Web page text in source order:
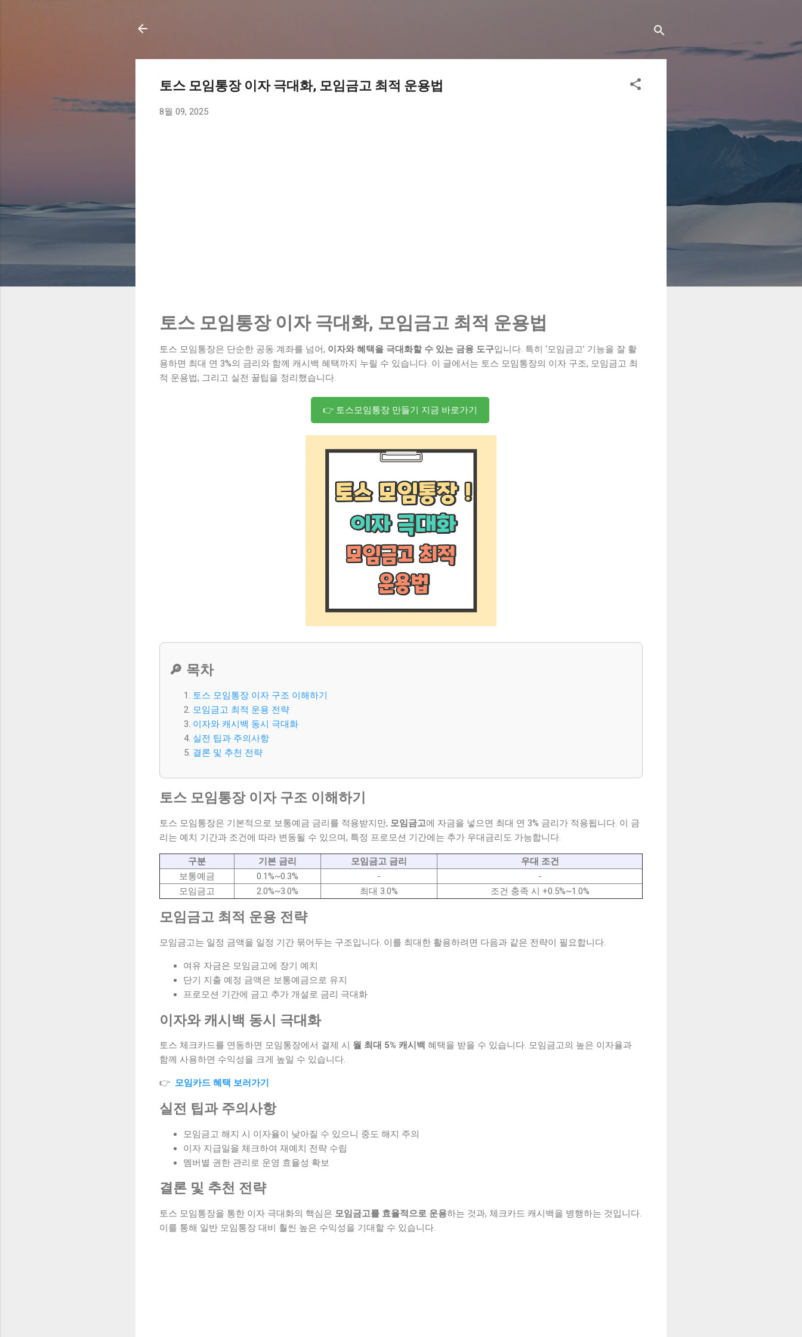
토스 모임통장 이자 극대화, 모임금고 최적 운용법
8월 09, 2025
토스 모임통장 이자 극대화, 모임금고 최적 운용법
토스 모임통장은 단순한 공동 계좌를 넘어, 이자와 혜택을 극대화할 수 있는 금융 도구입니다. 특히 ‘모임금고’ 기능을 잘 활
용하면 최대 연 3%의 금리와 함께 캐시백 혜택까지 누릴 수 있습니다. 이 글에서는 토스 모임통장의 이자 구조, 모임금고 최
적 운용법, 그리고 실전 꿀팁을 정리했습니다.
👉 토스모임통장 만들기 지금 바로가기
🔎 목차
토스 모임통장 이자 구조 이해하기
모임금고 최적 운용 전략
이자와 캐시백 동시 극대화
실전 팁과 주의사항
결론 및 추천 전략
토스 모임통장 이자 구조 이해하기
토스 모임통장은 기본적으로 보통예금 금리를 적용받지만, 모임금고에 자금을 넣으면 최대 연 3% 금리가 적용됩니다. 이 금
리는 예치 기간과 조건에 따라 변동될 수 있으며, 특정 프로모션 기간에는 추가 우대금리도 가능합니다.
구분 기본 금리 모임금고 금리
우대 조건
보통예금
0.1%~0.3% -
-
모임금고
2.0%~3.0% 최대 3.0% 조건 충족 시 +0.5%~1.0%
모임금고 최적 운용 전략
모임금고는 일정 금액을 일정 기간 묶어두는 구조입니다. 이를 최대한 활용하려면 다음과 같은 전략이 필요합니다.
여유 자금은 모임금고에 장기 예치
단기 지출 예정 금액은 보통예금으로 유지
프로모션 기간에 금고 추가 개설로 금리 극대화
이자와 캐시백 동시 극대화
토스 체크카드를 연동하면 모임통장에서 결제 시 월 최대 5% 캐시백 혜택을 받을 수 있습니다. 모임금고의 높은 이자율과
함께 사용하면 수익성을 크게 높일 수 있습니다.
👉 모임카드 혜택 보러가기
실전 팁과 주의사항
모임금고 해지 시 이자율이 낮아질 수 있으니 중도 해지 주의
이자 지급일을 체크하여 재예치 전략 수립
멤버별 권한 관리로 운영 효율성 확보
결론 및 추천 전략
토스 모임통장을 통한 이자 극대화의 핵심은 모임금고를 효율적으로 운용하는 것과, 체크카드 캐시백을 병행하는 것입니다.
이를 통해 일반 모임통장 대비 훨씬 높은 수익성을 기대할 수 있습니다.